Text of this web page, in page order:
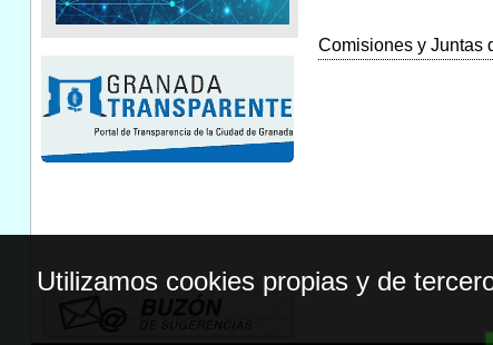
Comisiones y Juntas
Utilizamos cookies propias y de